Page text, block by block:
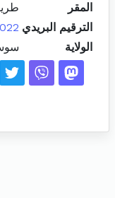
المقر
طريق
الترقيم البريدي
الولاية